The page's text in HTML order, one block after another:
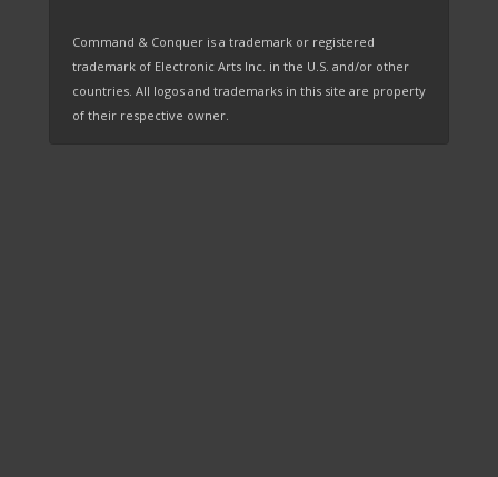
Command & Conquer is a trademark or registered
trademark of Electronic Arts Inc. in the U.S. and/or other
countries. All logos and trademarks in this site are property
of their respective owner.